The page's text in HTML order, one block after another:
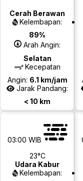
Cerah Berawan
Kelembapan:
89%
Arah Angin:
Selatan
Kecepatan
Angin: 6.1 km/jam
Jarak Pandang:
< 10 km
03:00 WIB
23°C
Udara Kabur
Kelembapan: